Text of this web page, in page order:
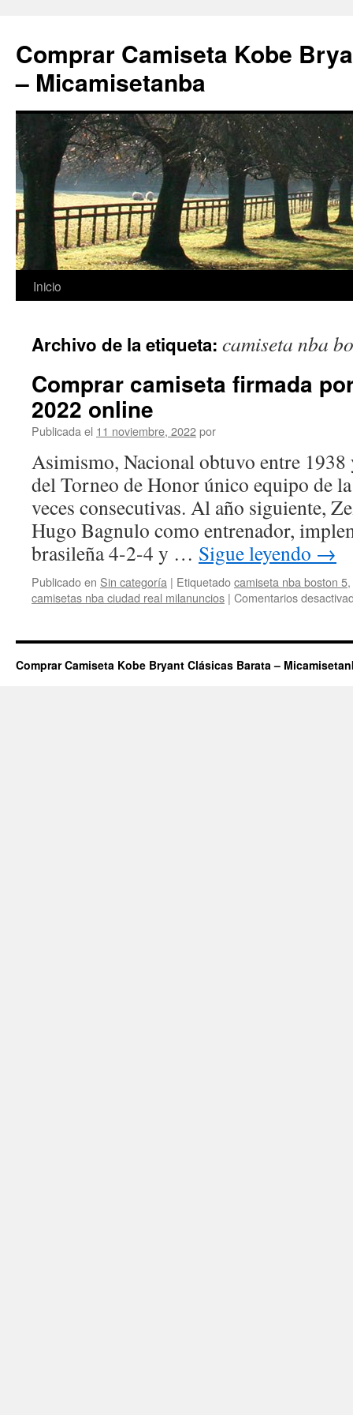
Comprar Camiseta Kobe
– Micamisetanba
Saltar
contenido
Inicio
Archivo de la etiqueta: camiseta nba
Comprar camiseta firmada
2022 online
Publicada el 11 noviembre, 2022por
Asimismo, Nacional obtuvo entre
del Torneo de Honor único equipo de
veces consecutivas. Al año siguiente,
Hugo Bagnulo como entrenador,
brasileña 4-2-4 y … Sigue leyendo →
Publicado en Sin categoría | Etiquetadocamiseta nba boston 5,
camisetas nba ciudad real milanuncios | Comentarios
Comprar Camiseta Kobe Bryant Clásicas Barata –